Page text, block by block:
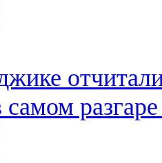
самом